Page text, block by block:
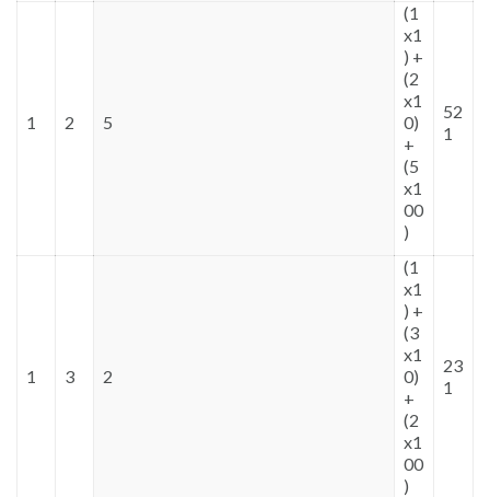
1 2 5
(1
x1
) +
(2
x1
0)
+
(5
x1
00
)
52
1
1 3 2
(1
x1
) +
(3
x1
0)
+
(2
x1
00
)
23
1